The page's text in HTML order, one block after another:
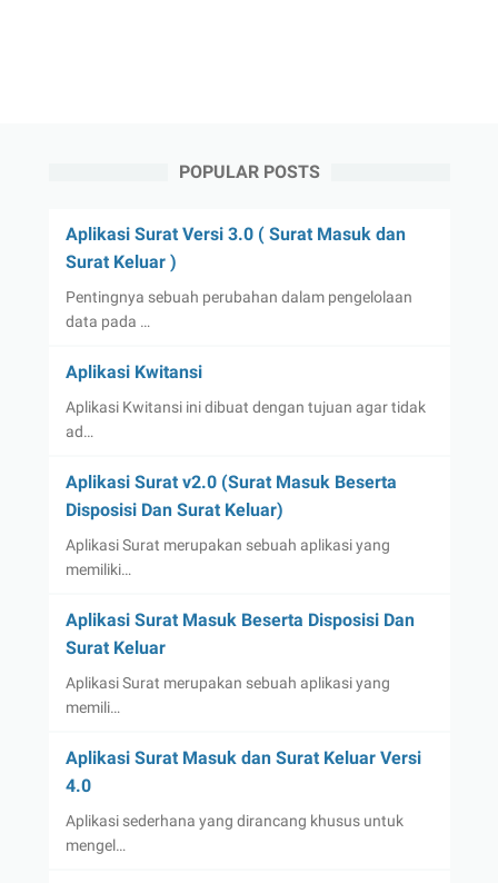
POPULAR POSTS
Aplikasi Surat Versi 3.0 ( Surat Masuk dan
Surat Keluar )
Pentingnya sebuah perubahan dalam pengelolaan
data pada …
Aplikasi Kwitansi
Aplikasi Kwitansi ini dibuat dengan tujuan agar tidak
ad…
Aplikasi Surat v2.0 (Surat Masuk Beserta
Disposisi Dan Surat Keluar)
Aplikasi Surat merupakan sebuah aplikasi yang
memiliki…
Aplikasi Surat Masuk Beserta Disposisi Dan
Surat Keluar
Aplikasi Surat merupakan sebuah aplikasi yang
memili…
Aplikasi Surat Masuk dan Surat Keluar Versi
4.0
Aplikasi sederhana yang dirancang khusus untuk
mengel…